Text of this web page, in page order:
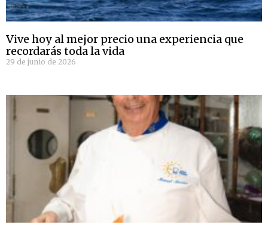
Vive hoy al mejor precio una experiencia que
recordarás toda la vida
29 de junio de 2026